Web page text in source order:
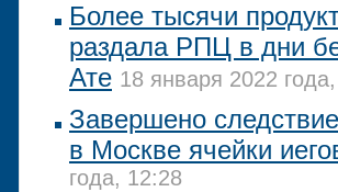
Более тысячи
раздала РПЦ в дни
Ате 18 января 2022
Завершено
в Москве ячейки
года, 12:28